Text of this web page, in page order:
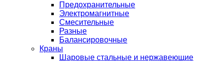
Предохранительные
Электромагнитные
Смесительные
Разные
Балансировочные
Краны
Шаровые стальные и нержавеющие